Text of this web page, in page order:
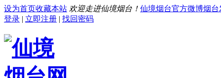
设为首页收藏本站 欢迎走进仙境烟台！ 仙境烟台官方微博烟台
登录 | 立即注册 | 找回密码